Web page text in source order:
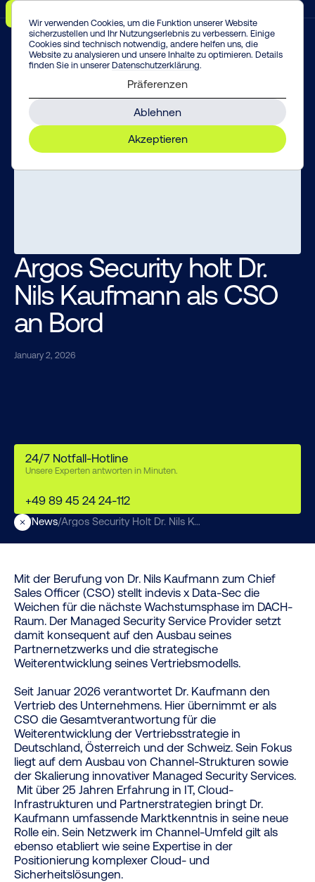
Wir verwenden Cookies, um die Funktion unserer Website
sicherzustellen und Ihr Nutzungserlebnis zu verbessern. Einige
Cookies sind technisch notwendig, andere helfen uns, die
Website zu analysieren und unsere Inhalte zu optimieren. Details
finden Sie in unserer Datenschutzerklärung.
Präferenzen
Ablehnen
Akzeptieren
Enter
Menü Vorfall melden!
Argos Security holt Dr.
Nils Kaufmann als CSO
an Bord
January 2, 2026
24/7 Notfall-Hotline
Unsere Experten antworten in Minuten.
+49 89 45 24 24-112
/News/ Argos Security Holt Dr. Nils Kaufmann Als CSO An Bord
Mit der Berufung von Dr. Nils Kaufmann zum Chief
Sales Officer (CSO) stellt indevis x Data-Sec die
Weichen für die nächste Wachstumsphase im DACH-
Raum. Der Managed Security Service Provider setzt
damit konsequent auf den Ausbau seines
Partnernetzwerks und die strategische
Weiterentwicklung seines Vertriebsmodells.
Seit Januar 2026 verantwortet Dr. Kaufmann den
Vertrieb des Unternehmens. Hier übernimmt er als
CSO die Gesamtverantwortung für die
Weiterentwicklung der Vertriebsstrategie in
Deutschland, Österreich und der Schweiz. Sein Fokus
liegt auf dem Ausbau von Channel-Strukturen sowie
der Skalierung innovativer Managed Security Services.
Mit über 25 Jahren Erfahrung in IT, Cloud-
Infrastrukturen und Partnerstrategien bringt Dr.
Kaufmann umfassende Marktkenntnis in seine neue
Rolle ein. Sein Netzwerk im Channel-Umfeld gilt als
ebenso etabliert wie seine Expertise in der
Positionierung komplexer Cloud- und
Sicherheitslösungen.